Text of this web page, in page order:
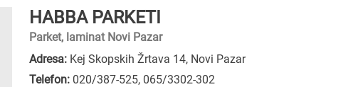
HABBA PARKETI
Parket, laminat Novi Pazar
Adresa: Kej Skopskih Žrtava 14, Novi Pazar
Telefon: 020/387-525, 065/3302-302